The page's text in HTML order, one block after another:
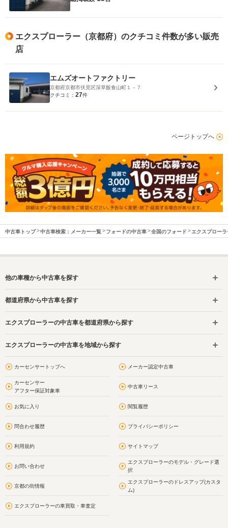
エクスプローラー（京都府）のクチコミ件数が多い販売
店
エムズオートファクトリー
京都府京都市伏見区深草飯食山町１－７
クチコミ： 27件
ページトップへ
中古車トップ 中古車検索：メーカー一覧 フォードの中古車 全国のフォード エクスプロー
他の車種から中古車を探す
都道府県から中古車を探す
エクスプローラーの中古車を都道府県から探す
エクスプローラーの中古車を地域から探す
カーセンサートップへ メーカー認定中古車
カーセンサー
アフター保証対象車
中古車リース
お気に入り 閲覧履歴
問合わせ履歴 プライバシーポリシー
利用規約 サイトマップ
お問い合わせ
エクスプローラーのモデル・グレード選
択
京都の街情報
エクスプローラーのドレスアップ(カスタ
ム)
エクスプローラーの車買取・車査定